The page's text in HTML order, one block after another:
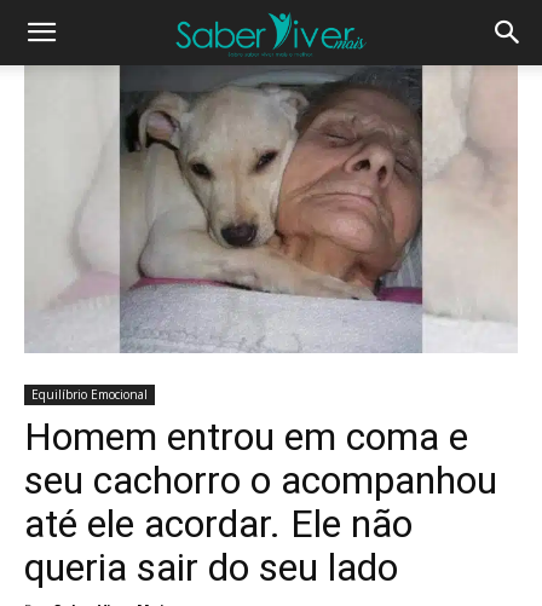
Equilíbrio Emocional
Homem entrou em coma e
seu cachorro o acompanhou
até ele acordar. Ele não
queria sair do seu lado